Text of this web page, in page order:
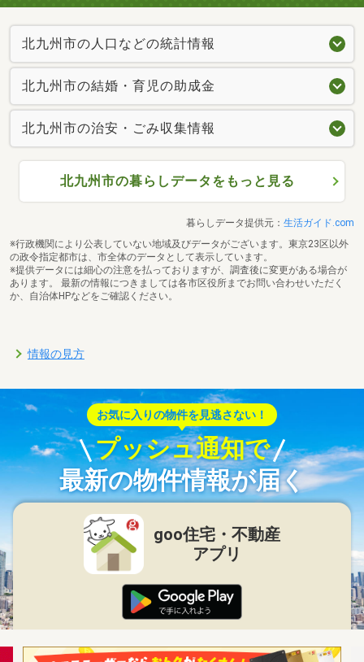
北九州市の人口などの統計情報
北九州市の結婚・育児の助成金
北九州市の治安・ごみ収集情報
北九州市の暮らしデータをもっと見る
暮らしデータ提供元： 生活ガイド.com
※行政機関により公表していない地域及びデータがございます。東京23区以外
の政令指定都市は、市全体のデータとして表示しています。
※提供データには細心の注意を払っておりますが、調査後に変更がある場合が
あります。 最新の情報につきましては各市区役所までお問い合わせいただく
か、自治体HPなどをご確認ください。
情報の見方
お気に入りの物件を見逃さない！
プッシュ通知で
最新の物件情報が届く
goo住宅・不動産
アプリ